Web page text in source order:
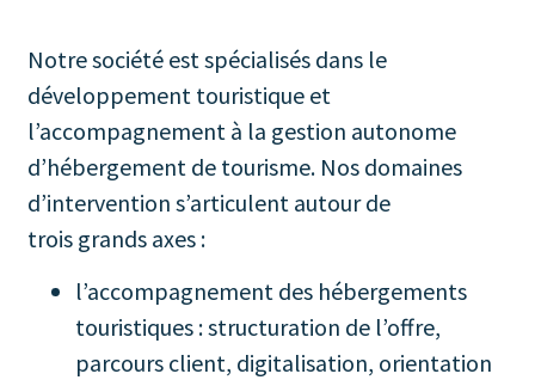
Notre société est spécialisés dans le
développement touristique et
l’accompagnement à la gestion autonome
d’hébergement de tourisme. Nos domaines
d’intervention s’articulent autour de
trois grands axes :
l’accompagnement des hébergements
touristiques : structuration de l’offre,
parcours client, digitalisation, orientation